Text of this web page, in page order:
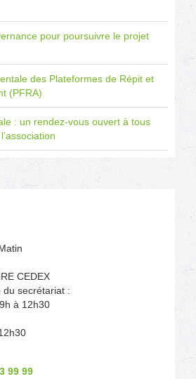
pour poursuivre le projet
des Plateformes de Répit et
(PFRA)
: un rendez-vous ouvert à tous
CEDEX
du secrétariat :
à 12h30
99 99